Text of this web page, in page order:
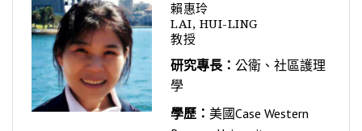
賴惠玲
LAI, HUI-LING
教授
研究專長： 公衛、社區護理
學
學歷： 美國Case Western